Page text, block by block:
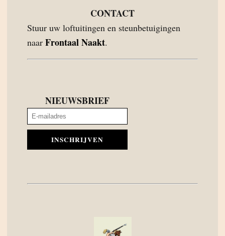
CONTACT
Stuur uw loftuitingen en steunbetuigingen
naar Frontaal Naakt.
NIEUWSBRIEF
INSCHRIJVEN